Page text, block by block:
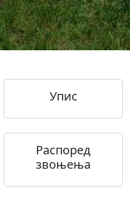
Упис
Распоред
звоњења